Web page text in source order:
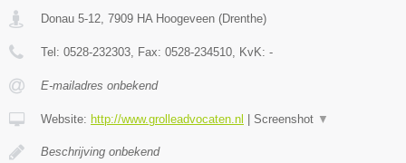
Donau 5-12, 7909 HA Hoogeveen (Drenthe)
Tel: 0528-232303, Fax: 0528-234510, KvK: -
E-mailadres onbekend
Website: http://www.grolleadvocaten.nl Screenshot ▼
Beschrijving onbekend